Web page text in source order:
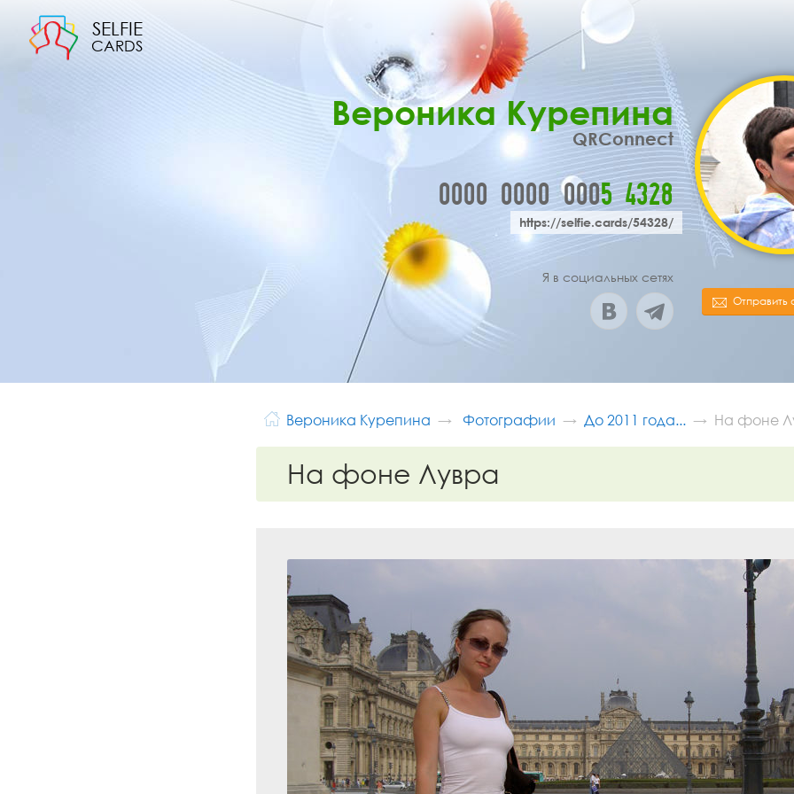
SELFIE
CARDS
Вероника Курепина
QRConnect
0000 0000 0005 4328
https://selfie.cards/54328/
Я в социальных сетях
Вероника Курепина Фотографии До 2011 года... На фоне
На фоне Лувра